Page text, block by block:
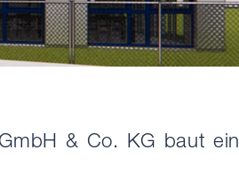
& Co. KG baut ein